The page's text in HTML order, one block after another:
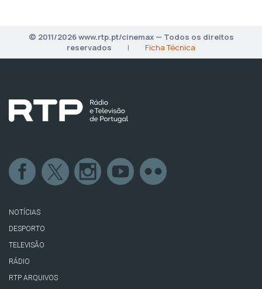
© 2011/2026 www.rtp.pt/cinemax — Todos os direitos
reservados
| Ficha Técnica
NOTÍCIAS
DESPORTO
TELEVISÃO
RÁDIO
RTP ARQUIVOS